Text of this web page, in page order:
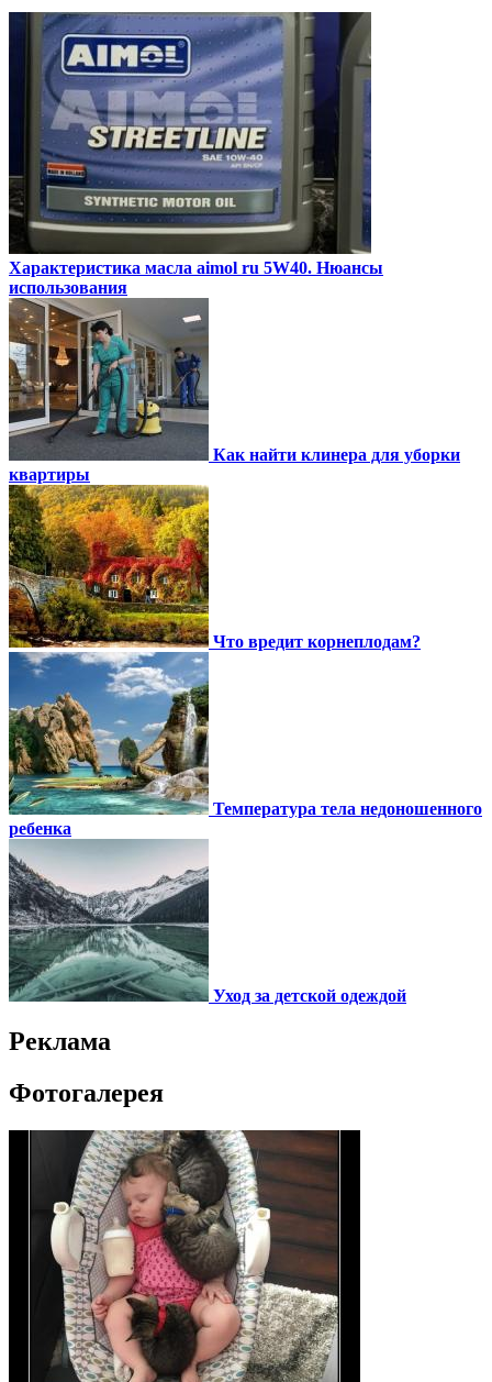
Характеристика масла aimol ru 5W40. Нюансы
использования
Как найти клинера для уборки
квартиры
Что вредит корнеплодам?
Температура тела недоношенного
ребенка
Уход за детской одеждой
Реклама
Фотогалерея